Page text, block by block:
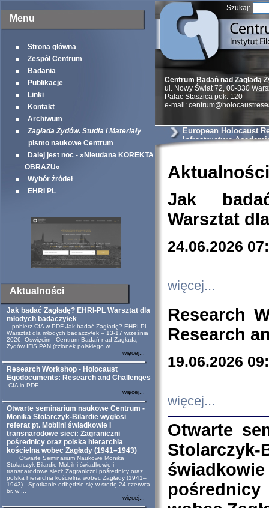
Menu
Strona główna
Zespół Centrum
Badania
Publikacje
Linki
Kontakt
Archiwum
Zagłada Żydów. Studia i Materiały
pismo naukowe Centrum
Dalej jest noc - »Nieudana KOREKTA
OBRAZU«
Wybór źródeł
EHRI PL
Aktualności
Jak badać Zagładę? EHRI-PL Warsztat dla
młodych badaczy/ek
pobierz CfA w PDF Jak badać Zagładę? EHRI-PL
Warsztat dla młodych badaczy/ek – 13-17 września
2026, Oświęcim Centrum Badań nad Zagładą
Żydów IFiS PAN (członek polskiego w...
więcej...
Research Workshop - Holocaust
Egodocuments: Research and Challenges
CfA in PDF ...
więcej...
Otwarte seminarium naukowe Centrum -
Monika Stolarczyk-Bilardie wygłosi
referat pt. Mobilni świadkowie i
transnarodowe sieci: Zagraniczni
pośrednicy oraz polska hierarchia
kościelna wobec Zagłady (1941–1943)
Otwarte Seminarium Naukowe Monika
Stolarczyk-Bilardie Mobilni świadkowie i
transnarodowe sieci: Zagraniczni pośrednicy oraz
polska hierarchia kościelna wobec Zagłady (1941–
1943) Spotkanie odbędzie się w środę 24 czerwca
br. w ...
więcej...
Szukaj:
Centrum Badań nad Zagładą
ul. Nowy Świat 72, 00-330
Palac Staszica pok. 120
e-mail:
European Holocaust
Infrastructure
Aktualności
Jak
Warsztat
24.06.2026
więcej...
Research
Research
19.06.2026
więcej...
Otwarte